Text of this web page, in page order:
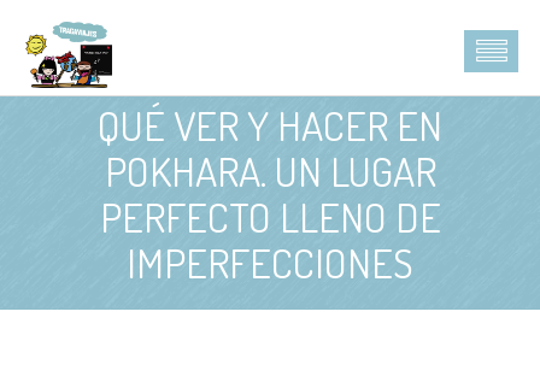
QUÉ VER Y HACER EN
POKHARA. UN LUGAR
PERFECTO LLENO DE
IMPERFECCIONES